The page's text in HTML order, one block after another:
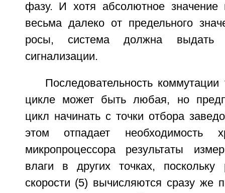
фазу. И хотя абсолютное значение
весьма далеко от предельного
росы, система должна выдать
сигнализации.
Последовательность
цикле может быть любая, но
цикл начинать с точки отбора
этом отпадает необходимость
микропроцессора результаты
влаги в других точках,
скорости (5) вычисляются сразу же